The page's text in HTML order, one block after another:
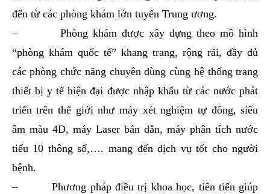
đến từ các phòng khám lớn tuyến Trung ương.
– Phòng khám được xây dựng theo mô hình
“phòng khám quốc tế” khang trang, rộng rãi, đầy đủ
các phòng chức năng chuyên dùng cùng hệ thống trang
thiết bị y tế hiện đại được nhập khẩu từ các nước phát
triển trên thế giới như máy xét nghiệm tự đông, siêu
âm màu 4D, máy Laser bán dẫn, máy phân tích nước
tiểu 10 thông số,…. mang đến dịch vụ tốt cho người
bệnh.
– Phương pháp điều trị khoa học, tiên tiến giúp